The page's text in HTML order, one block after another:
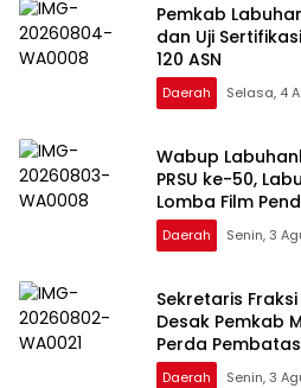
Pemkab
dan Uji
120 ASN
Daerah Selasa, 4
Wabup
PRSU ke-50,
Lomba Film
Daerah Senin, 3
Sekretaris Fraksi
Desak Pemkab
Perda
Besar
Daerah Senin, 3